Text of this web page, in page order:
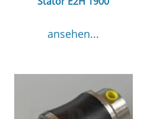
ansehen...